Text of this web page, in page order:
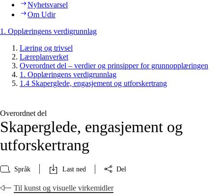
Nyhetsvarsel
Om Udir
1. Opplæringens verdigrunnlag
Læring og trivsel
Læreplanverket
Overordnet del – verdier og prinsipper for grunnopplæringen
1. Opplæringens verdigrunnlag
1.4 Skaperglede, engasjement og utforskertrang
Overordnet del
Skaperglede, engasjement og
utforskertrang
Språk Last ned Del
Til kunst og visuelle virkemidler